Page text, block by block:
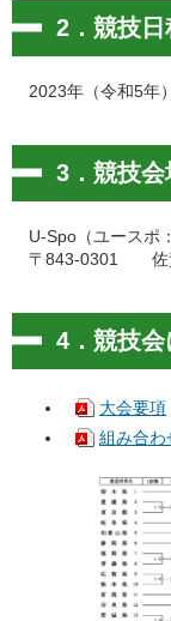
2．競技日
2023年（令和5年
3．競技会
U-Spo（ユースポ
〒843-0301 佐賀
4．競技会
大会要項
組み合わ